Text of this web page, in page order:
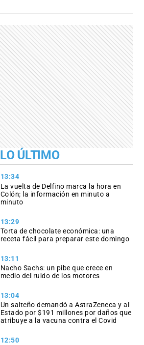
LO ÚLTIMO
13:34
La vuelta de Delfino marca la hora en
Colón; la información en minuto a
minuto
13:29
Torta de chocolate económica: una
receta fácil para preparar este domingo
13:11
Nacho Sachs: un pibe que crece en
medio del ruido de los motores
13:04
Un salteño demandó a AstraZeneca y al
Estado por $191 millones por daños que
atribuye a la vacuna contra el Covid
12:50